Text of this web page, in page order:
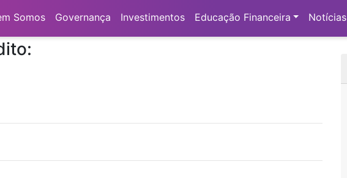
Somos Governança Investimentos Educação Financeira Notícias
Financeira Cessão de Crédito: